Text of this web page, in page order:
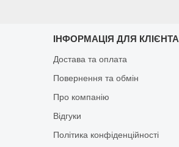
ІНФОРМАЦІЯ ДЛЯ КЛІЄНТА
Достава та оплата
Повернення та обмін
Про компанію
Відгуки
Політика конфіденційності